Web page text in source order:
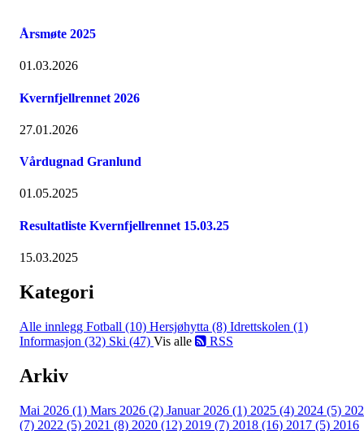
Årsmøte 2025
01.03.2026
Kvernfjellrennet 2026
27.01.2026
Vårdugnad Granlund
01.05.2025
Resultatliste Kvernfjellrennet 15.03.25
15.03.2025
Kategori
Alle innlegg Fotball (10) Hersjøhytta (8) Idrettskolen (1)
Informasjon (32) Ski (47) Vis alle RSS
Arkiv
Mai 2026 (1) Mars 2026 (2) Januar 2026 (1) 2025 (4) 2024 (5)
(7) 2022 (5) 2021 (8) 2020 (12) 2019 (7) 2018 (16) 2017 (5) 2016